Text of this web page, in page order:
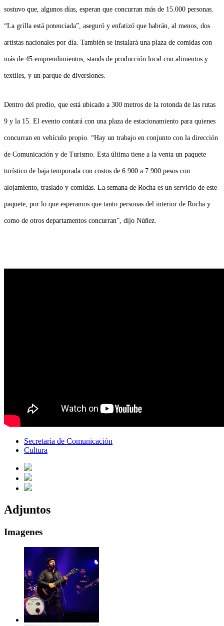
sostuvo que, algunos días, esperan que concurran más de 15.000 personas.
“La grilla está potenciada”, aseguró y enfatizó que habrán, al menos, dos
artistas nacionales por día. También se instalará una plaza de comidas con
más de 45 emprendimientos, stands de producción local con alimentos y
textiles, y un parque de diversiones.
Dentro del predio, que está ubicado a 300 metros de la rotonda de las rutas
9 y la 15. El evento contará con una plaza de estacionamiento para quienes
concurran en vehículo propio. “Hay un trabajo en conjunto con la dirección
de Comunicación y de Turismo. Esta última tiene a la venta un paquete
turístico de baja temporada con costos de 6.900 a 7.900 pesos con
alojamiento, traslado y comidas. La semana de Rocha es un servicio de este
paquete, por lo que esperamos que tanto personas del interior de Rocha y
como de otros departamentos concurran”, dijo Núñez.
Secretaría de Comunicación
Cultura
Adjuntos
Imagenes